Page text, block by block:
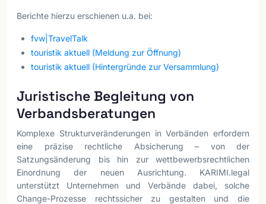
Berichte hierzu erschienen u.a. bei:
fvw|TravelTalk
touristik aktuell (Meldung zur Öffnung)
touristik aktuell (Hintergründe zur Versammlung)
Juristische Begleitung von
Verbandsberatungen
Komplexe Strukturveränderungen in Verbänden erfordern
eine präzise rechtliche Absicherung – von der
Satzungsänderung bis hin zur wettbewerbsrechtlichen
Einordnung der neuen Ausrichtung. KARIMI.legal
unterstützt Unternehmen und Verbände dabei, solche
Change-Prozesse rechtssicher zu gestalten und die